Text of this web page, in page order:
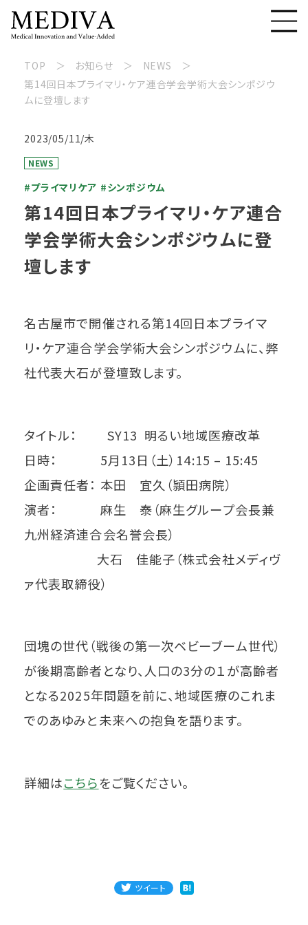
TOP お知らせ
NEWS
第14回日本プライマリ・ケア連合学会学術大会シンポジウ
ムに登壇します
2023/05/11/木
NEWS
#プライマリケア #シンポジウム
第14回日本プライマリ・ケア連合
学会学術大会シンポジウムに登
壇します
名古屋市で開催される第14回日本プライマ
リ・ケア連合学会学術大会シンポジウムに、弊
社代表大石が登壇致します。
タイトル： SY13 明るい地域医療改革
日時： 5月13日（土）14:15 – 15:45
企画責任者： 本田 宜久（頴田病院）
演者： 麻生 泰（麻生グループ会長兼
九州経済連合会名誉会長）
大石 佳能子（株式会社メディヴ
ァ代表取締役）
団塊の世代（戦後の第一次ベビーブーム世代）
が後期高齢者となり、人口の3分の１が高齢者
となる2025年問題を前に、地域医療のこれま
でのあゆみと未来への抱負を語ります。
詳細はこちらをご覧ください。
ツイート